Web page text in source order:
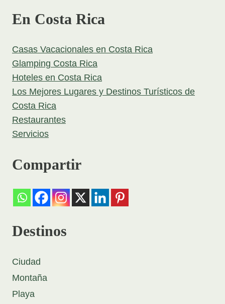
En Costa Rica
Casas Vacacionales en Costa Rica
Glamping Costa Rica
Hoteles en Costa Rica
Los Mejores Lugares y Destinos Turísticos de
Costa Rica
Restaurantes
Servicios
Compartir
Destinos
Ciudad
Montaña
Playa